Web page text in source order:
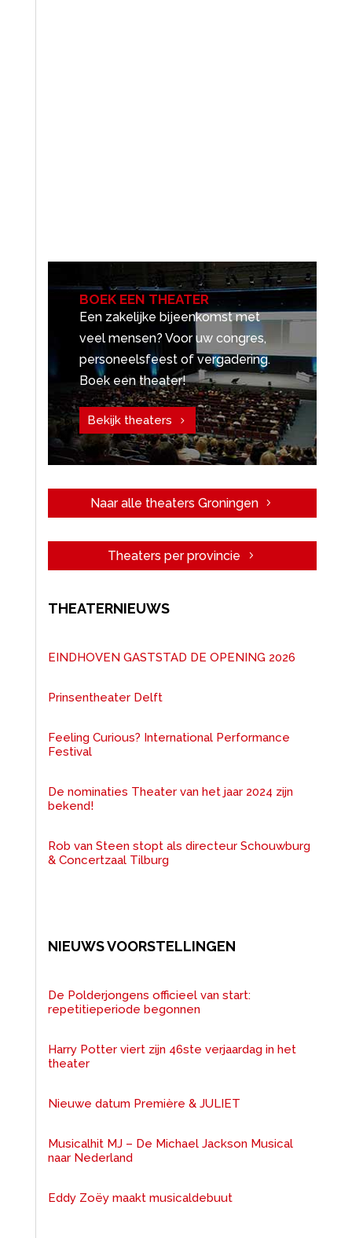
BOEK EEN THEATER
Een zakelijke bijeenkomst met
veel mensen? Voor uw congres,
personeelsfeest of vergadering.
Boek een theater!
Bekijk theaters
Naar alle theaters Groningen
Theaters per provincie
THEATERNIEUWS
EINDHOVEN GASTSTAD DE OPENING 2026
Prinsentheater Delft
Feeling Curious? International Performance
Festival
De nominaties Theater van het jaar 2024 zijn
bekend!
Rob van Steen stopt als directeur Schouwburg
& Concertzaal Tilburg
NIEUWS VOORSTELLINGEN
De Polderjongens officieel van start:
repetitieperiode begonnen
Harry Potter viert zijn 46ste verjaardag in het
theater
Nieuwe datum Première & JULIET
Musicalhit MJ – De Michael Jackson Musical
naar Nederland
Eddy Zoëy maakt musicaldebuut